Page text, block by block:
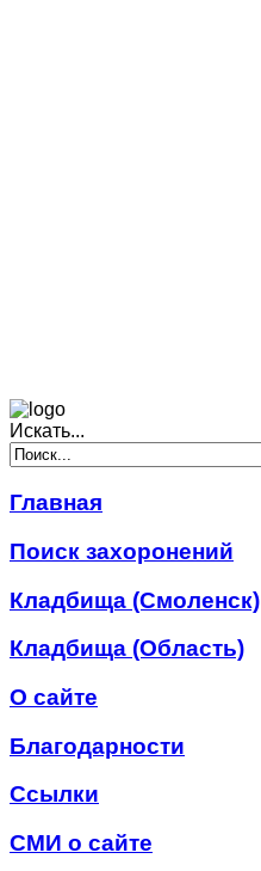
Искать...
Главная
Поиск захоронений
Кладбища (Смоленск)
Кладбища (Область)
О сайте
Благодарности
Ссылки
СМИ о сайте